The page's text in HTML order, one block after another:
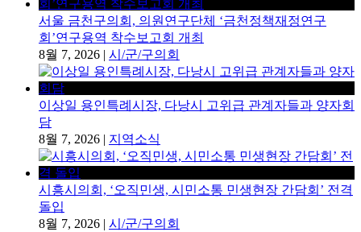
서울 금천구의회, 의원연구단체 ‘금천정책재정연구
회’연구용역 착수보고회 개최
8월 7, 2026 | 시/군/구의회
이상일 용인특례시장, 다낭시 고위급 관계자들과 양자회
담
8월 7, 2026 | 지역소식
시흥시의회, ‘오직민생, 시민소통 민생현장 간담회’ 전격
돌입
8월 7, 2026 | 시/군/구의회